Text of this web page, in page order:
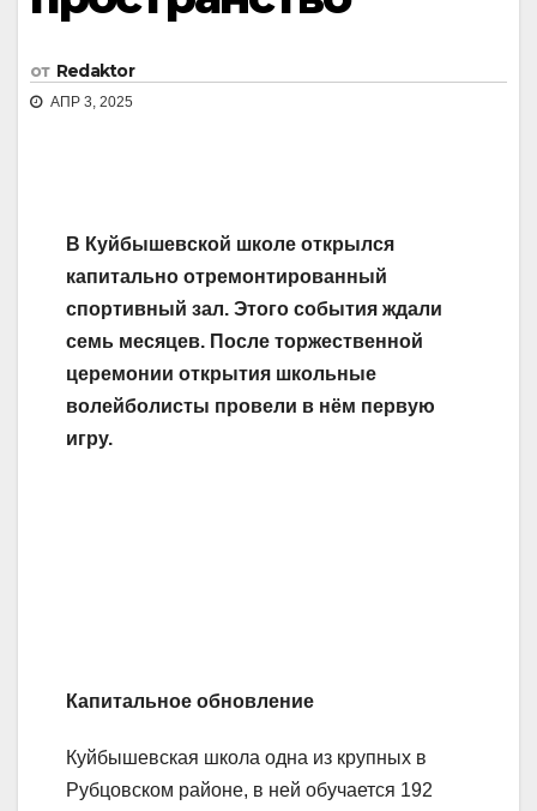
от Redaktor
АПР 3, 2025
В Куйбышевской школе открылся
капитально отремонтированный
спортивный зал. Этого события ждали
семь месяцев. После торжественной
церемонии открытия школьные
волейболисты провели в нём первую
игру.
Капитальное обновление
Куйбышевская школа одна из крупных в
Рубцовском районе, в ней обучается 192